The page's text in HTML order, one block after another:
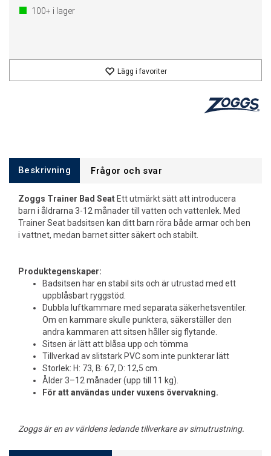
100+ i lager
Lägg i favoriter
Beskrivning Frågor och svar
Zoggs Trainer Bad Seat Ett utmärkt sätt att introducera
barn i åldrarna 3-12 månader till vatten och vattenlek. Med
Trainer Seat badsitsen kan ditt barn röra både armar och ben
i vattnet, medan barnet sitter säkert och stabilt.
Produktegenskaper:
Badsitsen har en stabil sits och är utrustad med ett
uppblåsbart ryggstöd.
Dubbla luftkammare med separata säkerhetsventiler.
Om en kammare skulle punktera, säkerställer den
andra kammaren att sitsen håller sig flytande.
Sitsen är lätt att blåsa upp och tömma
Tillverkad av slitstark PVC som inte punkterar lätt
Storlek: H: 73, B: 67, D: 12,5 cm.
Ålder 3–12 månader (upp till 11 kg).
För att användas under vuxens övervakning.
Zoggs är en av världens ledande tillverkare av simutrustning.